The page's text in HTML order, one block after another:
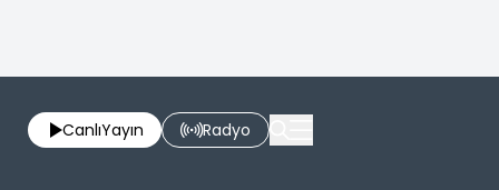
CanlıYayın Radyo